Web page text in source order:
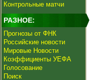
Контрольные матчи
РАЗНОЕ:
Прогнозы от ФНК
Российские новости
Мировые Новости
Коэффициенты УЕФА
Голосование
Поиск